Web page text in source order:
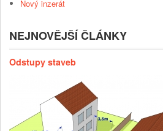
Nový inzerát
NEJNOVĚJŠÍ ČLÁNKY
Odstupy staveb